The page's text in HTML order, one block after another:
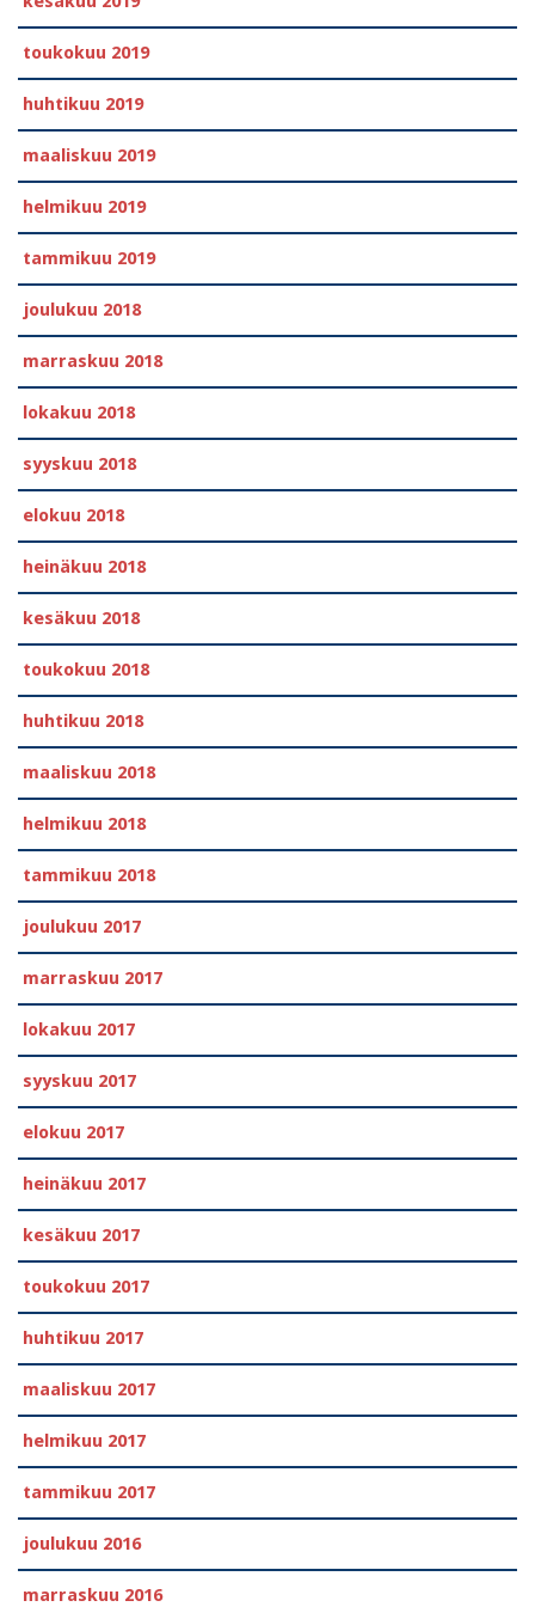
toukokuu 2019
huhtikuu 2019
maaliskuu 2019
helmikuu 2019
tammikuu 2019
joulukuu 2018
marraskuu 2018
lokakuu 2018
syyskuu 2018
elokuu 2018
heinäkuu 2018
kesäkuu 2018
toukokuu 2018
huhtikuu 2018
maaliskuu 2018
helmikuu 2018
tammikuu 2018
joulukuu 2017
marraskuu 2017
lokakuu 2017
syyskuu 2017
elokuu 2017
heinäkuu 2017
kesäkuu 2017
toukokuu 2017
huhtikuu 2017
maaliskuu 2017
helmikuu 2017
tammikuu 2017
joulukuu 2016
marraskuu 2016